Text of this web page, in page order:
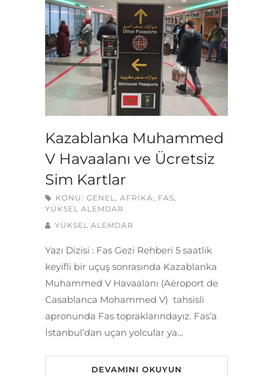
Kazablanka Muhammed
V Havaalanı ve Ücretsiz
Sim Kartlar
KONU: GENEL AFRIKA FAS
YÜKSEL ALEMDAR
YÜKSEL ALEMDAR
Yazı Dizisi : Fas Gezi Rehberi 5 saatlik
keyifli bir uçuş sonrasında Kazablanka
Muhammed V Havaalanı (Aéroport de
Casablanca Mohammed V) tahsisli
apronunda Fas topraklarındayız. Fas’a
İstanbul’dan uçan yolcular ya…
DEVAMINI OKUYUN